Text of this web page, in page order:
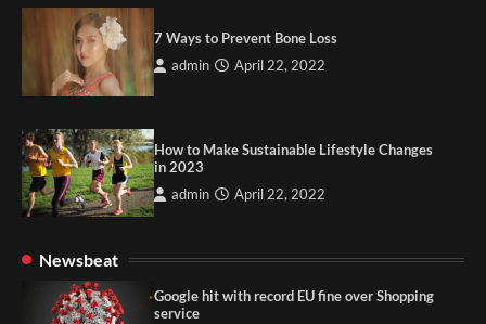
7 Ways to Prevent Bone Loss
admin April 22, 2022
How to Make Sustainable Lifestyle Changes
in 2023
admin April 22, 2022
Newsbeat
Google hit with record EU fine over Shopping
service